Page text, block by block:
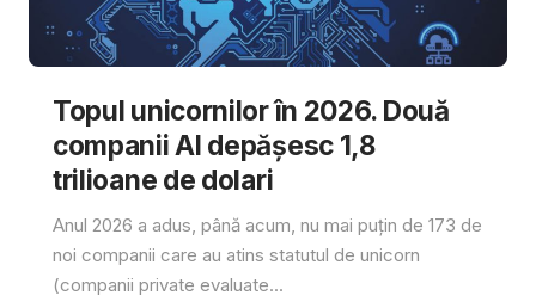
Topul unicornilor în 2026. Două
companii AI depășesc 1,8
trilioane de dolari
Anul 2026 a adus, până acum, nu mai puțin de 173 de
noi companii care au atins statutul de unicorn
(companii private evaluate...